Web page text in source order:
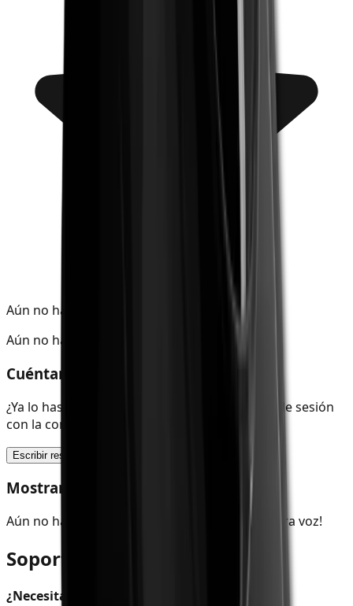
Aún no hay valoraciones
Aún no hay valoraciones
Cuéntanos tu opinión
¿Ya lo has probado? Comparte tu experiencia de sesión
con la comunidad de SmokeDex.
Escribir reseña
Mostrar valoraciones Todas (0)
Aún no hay valoraciones escritas – ¡sé la primera voz!
Soporte SmokeDex
¿Necesitas ayuda rápida?